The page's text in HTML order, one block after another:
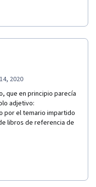
del curso que,
2020
que en principio parecía
adjetivo:
por el temario impartido
libros de referencia de
elaborar Power Points
las escasas aptitudes
en un espeso